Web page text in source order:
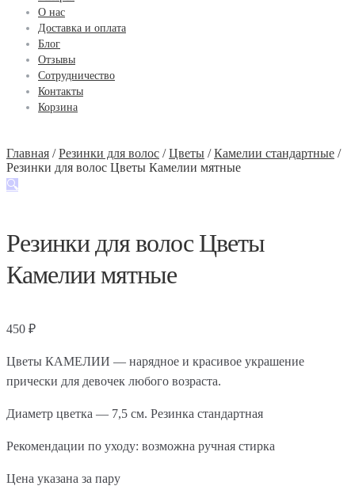
О нас
Доставка и оплата
Блог
Отзывы
Сотрудничество
Контакты
Корзина
Главная /Резинки для волос /Цветы /Камелии стандартные /
Резинки для волос Цветы Камелии мятные
🔍
Резинки для волос Цветы
Камелии мятные
450 ₽
Цветы КАМЕЛИИ — нарядное и красивое украшение
прически для девочек любого возраста.
Диаметр цветка — 7,5 см. Резинка стандартная
Рекомендации по уходу: возможна ручная стирка
Цена указана за пару